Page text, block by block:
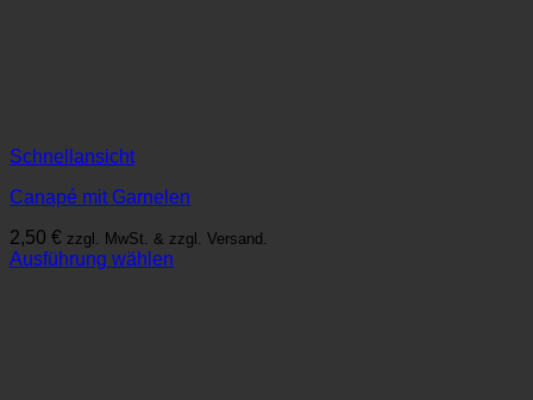
Schnellansicht
Canapé mit Garnelen
2,50 € zzgl. MwSt. & zzgl. Versand.
Ausführung wählen